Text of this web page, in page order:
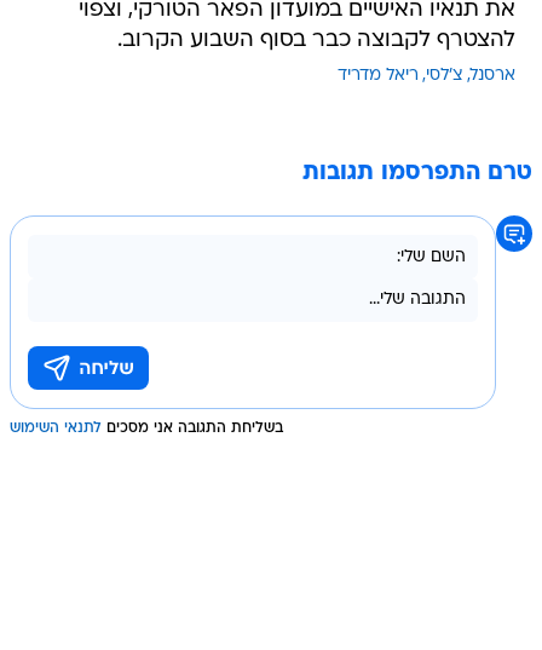
את תנאיו האישיים במועדון הפאר הטורקי, וצפוי
להצטרף לקבוצה כבר בסוף השבוע הקרוב.
ארסנל צ'לסי ריאל מדריד
טרם התפרסמו תגובות
בשליחת התגובה אני מסכים לתנאי השימוש